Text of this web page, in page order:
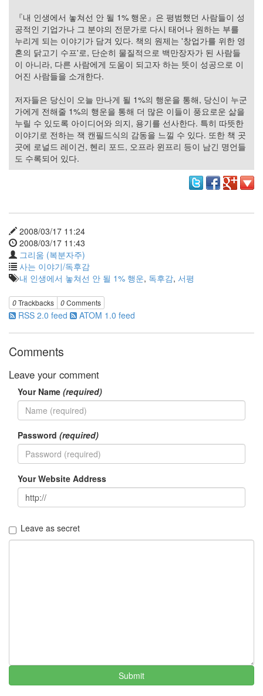
『내 인생에서 놓쳐선 안 될 1% 행운』은 평범했던 사람들이 성
공적인 기업가나 그 분야의 전문가로 다시 태어나 원하는 부를
누리게 되는 이야기가 담겨 있다. 책의 원제는 '창업가를 위한 영
혼의 닭고기 수프'로, 단순히 물질적으로 백만장자가 된 사람들
이 아니라, 다른 사람에게 도움이 되고자 하는 뜻이 성공으로 이
어진 사람들을 소개한다.
저자들은 당신이 오늘 만나게 될 1%의 행운을 통해, 당신이 누군
가에게 전해줄 1%의 행운을 통해 더 많은 이들이 풍요로운 삶을
누릴 수 있도록 아이디어와 의지, 용기를 선사한다. 특히 따뜻한
이야기로 전하는 잭 캔필드식의 감동을 느낄 수 있다. 또한 책 곳
곳에 로널드 레이건, 헨리 포드, 오프라 윈프리 등이 남긴 명언들
도 수록되어 있다.
2008/03/17 11:24
2008/03/17 11:43
그리움 (복분자주)
사는 이야기/독후감
내 인생에서 놓쳐선 안 될 1% 행운, 독후감, 서평
0Trackbacks 0Comments
RSS 2.0 feed ATOM 1.0 feed
Comments
Leave your comment
Your Name (required)
Password (required)
Your Website Address
Leave as secret
Submit
Categories
1338
프
롬
프
트
0
출
판
Program
41
KScreenPen
25
KPOST-
4
색
이
4
K-
Capture
0
블
로
그
플
러
인
4
잡
니
4
치
련